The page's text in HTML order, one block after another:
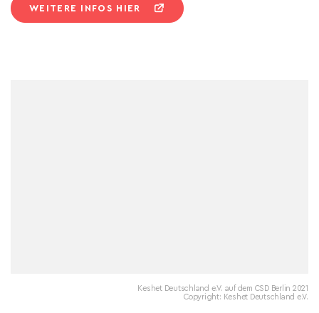
WEITERE INFOS HIER
Keshet Deutschland e.V. auf dem CSD Berlin 2021
Copyright: Keshet Deutschland e.V.